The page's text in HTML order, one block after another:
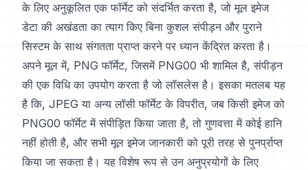
के लिए अनुकूलित एक फॉर्मेट को संदर्भित करता है, जो मूल इमेज
डेटा की अखंडता का त्याग किए बिना कुशल संपीड़न और पुराने
सिस्टम के साथ संगतता प्राप्त करने पर ध्यान केंद्रित करता है।
अपने मूल में, PNG फॉर्मेट, जिसमें PNG00 भी शामिल है, संपीड़न
की एक विधि का उपयोग करता है जो लॉसलेस है। इसका मतलब यह
है कि, JPEG या अन्य लॉसी फॉर्मेट के विपरीत, जब किसी इमेज को
PNG00 फॉर्मेट में संपीड़ित किया जाता है, तो गुणवत्ता में कोई हानि
नहीं होती है, और सभी मूल इमेज जानकारी को पूरी तरह से पुनर्प्राप्त
किया जा सकता है। यह विशेष रूप से उन अनुप्रयोगों के लिए